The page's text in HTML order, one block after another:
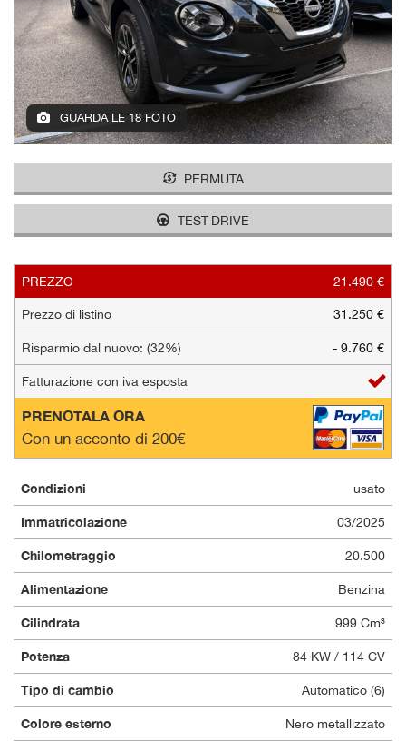
AZIENDA
NEWS
AREA COMMERCIANTI
GUARDA LE 18 FOTO
PERMUTA
TEST-DRIVE
PREZZO 21.490 €
Prezzo di listino 31.250 €
Risparmio dal nuovo: (32%) - 9.760 €
Fatturazione con iva esposta
PRENOTALA ORA
Con un acconto di 200€
Condizioni usato
Immatricolazione 03/2025
Chilometraggio 20.500
Alimentazione Benzina
Cilindrata 999 Cm³
Potenza 84 KW / 114 CV
Tipo di cambio Automatico (6)
Colore esterno Nero metallizzato
tracciamento
che
adottiamo
per
offrire
le
funzionalità
e
di
ottenere
maggiori
informazioni
sull'utilità
e
sul
funzionamento
questi
strumenti
di
si
rimanda
cookie
policy.
Puoi
rivedere
e
modificare
le
tue
scelte
qualsiasi